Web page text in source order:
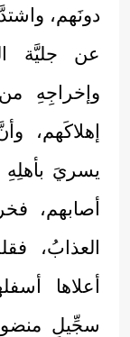
دونَهم،
عن جليَّة
وإخراجِهِ
إهلاكَهم،
يسريَ بأهلِهِ
أصابهم،
العذابُ،
أعلاها
سجِّيلٍ